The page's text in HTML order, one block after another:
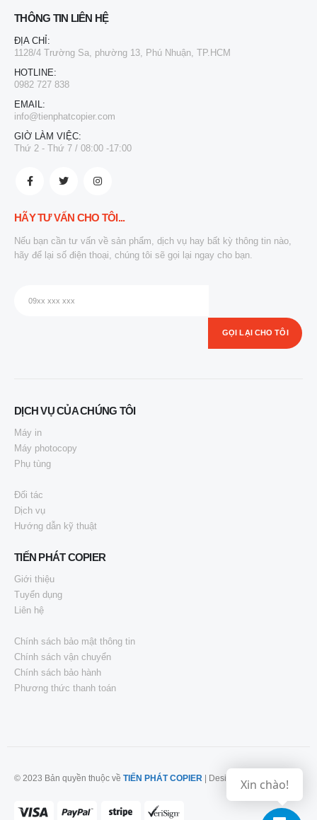
THÔNG TIN LIÊN HỆ
ĐỊA CHỈ:
1128/4 Trường Sa, phường 13, Phú Nhuận, TP.HCM
HOTLINE:
0982 727 838
EMAIL:
info@tienphatcopier.com
GIỜ LÀM VIỆC:
Thứ 2 - Thứ 7 / 08:00 -17:00
HÃY TƯ VẤN CHO TÔI...
Nếu bạn cần tư vấn về sản phẩm, dịch vụ hay bất kỳ thông tin nào,
hãy để lại số điện thoại, chúng tôi sẽ gọi lại ngay cho bạn.
DỊCH VỤ CỦA CHÚNG TÔI
Máy in
Máy photocopy
Phụ tùng
Đối tác
Dịch vụ
Hướng dẫn kỹ thuật
TIẾN PHÁT COPIER
Giới thiệu
Tuyển dụng
Liên hệ
Chính sách bảo mật thông tin
Chính sách vận chuyển
Chính sách bảo hành
Phương thức thanh toán
© 2023 Bản quyền thuộc về TIẾN PHÁT COPIER | Design byXin chào!